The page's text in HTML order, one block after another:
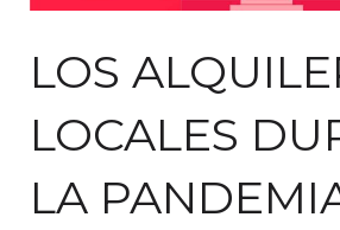
LOS
LOCALES
LA